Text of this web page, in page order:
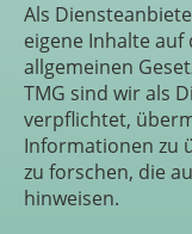
Als
eigene Inhalte auf
allgemeinen
TMG sind wir als
verpflichtet,
Informationen zu
zu forschen, die
hinweisen.